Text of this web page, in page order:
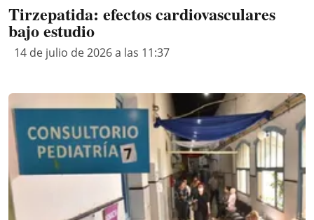
Tirzepatida: efectos cardiovasculares
bajo estudio
14 de julio de 2026 a las 11:37